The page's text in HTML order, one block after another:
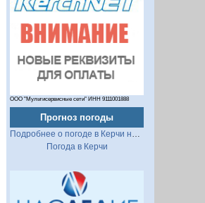
ООО "Мультисервисные сети" ИНН 9111001888
Прогноз погоды
Подробнее о погоде в Керчи на 2 недели
Погода в Керчи